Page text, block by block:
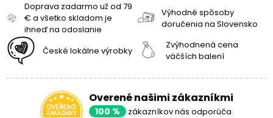
Doprava zadarmo už od 79
€ a všetko skladom je
ihneď na odoslanie
Výhodné spôsoby
doručenia na Slovensko
České lokálne výrobky
Zvýhodnená cena
väčších balení
Overené našimi zákazníkmi
100 % zákazníkov nás odporúča